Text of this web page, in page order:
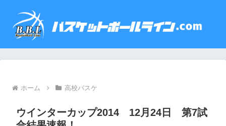
ホーム 高校バスケ
ウインターカップ2014 12月24日 第7試